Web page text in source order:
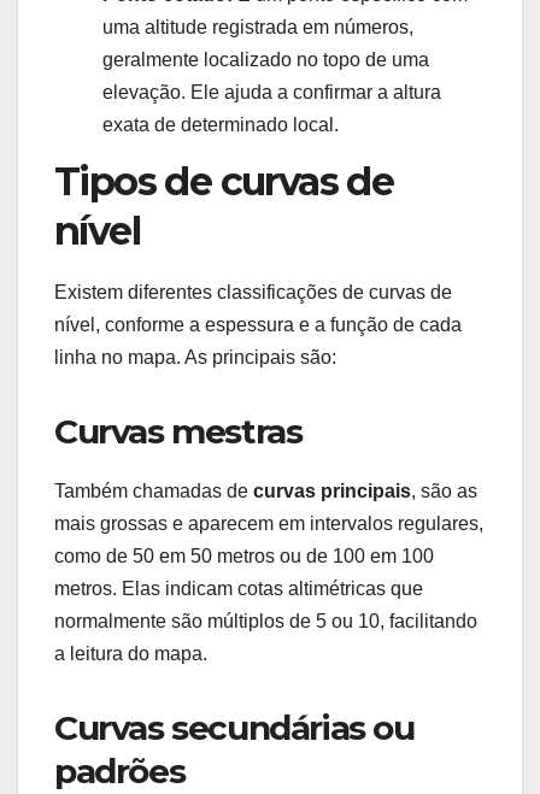
uma altitude registrada em números,
geralmente localizado no topo de uma
elevação. Ele ajuda a confirmar a altura
exata de determinado local.
Tipos de curvas de
nível
Existem diferentes classificações de curvas de
nível, conforme a espessura e a função de cada
linha no mapa. As principais são:
Curvas mestras
Também chamadas de curvas principais, são as
mais grossas e aparecem em intervalos regulares,
como de 50 em 50 metros ou de 100 em 100
metros. Elas indicam cotas altimétricas que
normalmente são múltiplos de 5 ou 10, facilitando
a leitura do mapa.
Curvas secundárias ou
padrões